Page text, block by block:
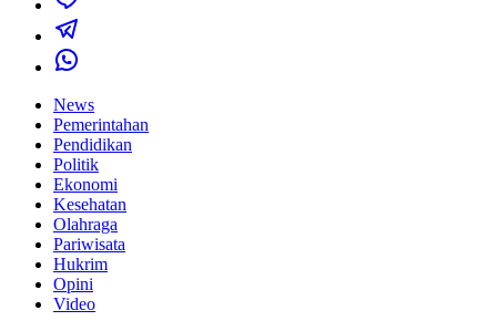
News
Pemerintahan
Pendidikan
Politik
Ekonomi
Kesehatan
Olahraga
Pariwisata
Hukrim
Opini
Video